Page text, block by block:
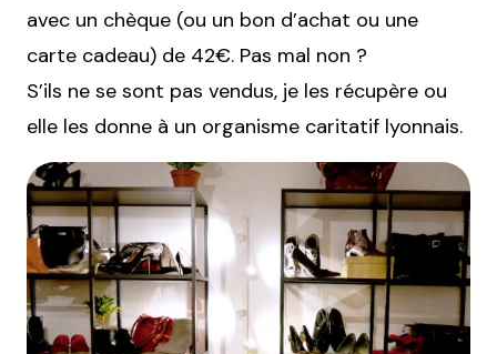
avec un chèque (ou un bon d’achat ou une
carte cadeau) de 42€. Pas mal non ?
S’ils ne se sont pas vendus, je les récupère ou
elle les donne à un organisme caritatif lyonnais.